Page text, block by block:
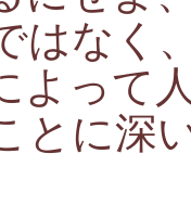
はなく
よって
とに深